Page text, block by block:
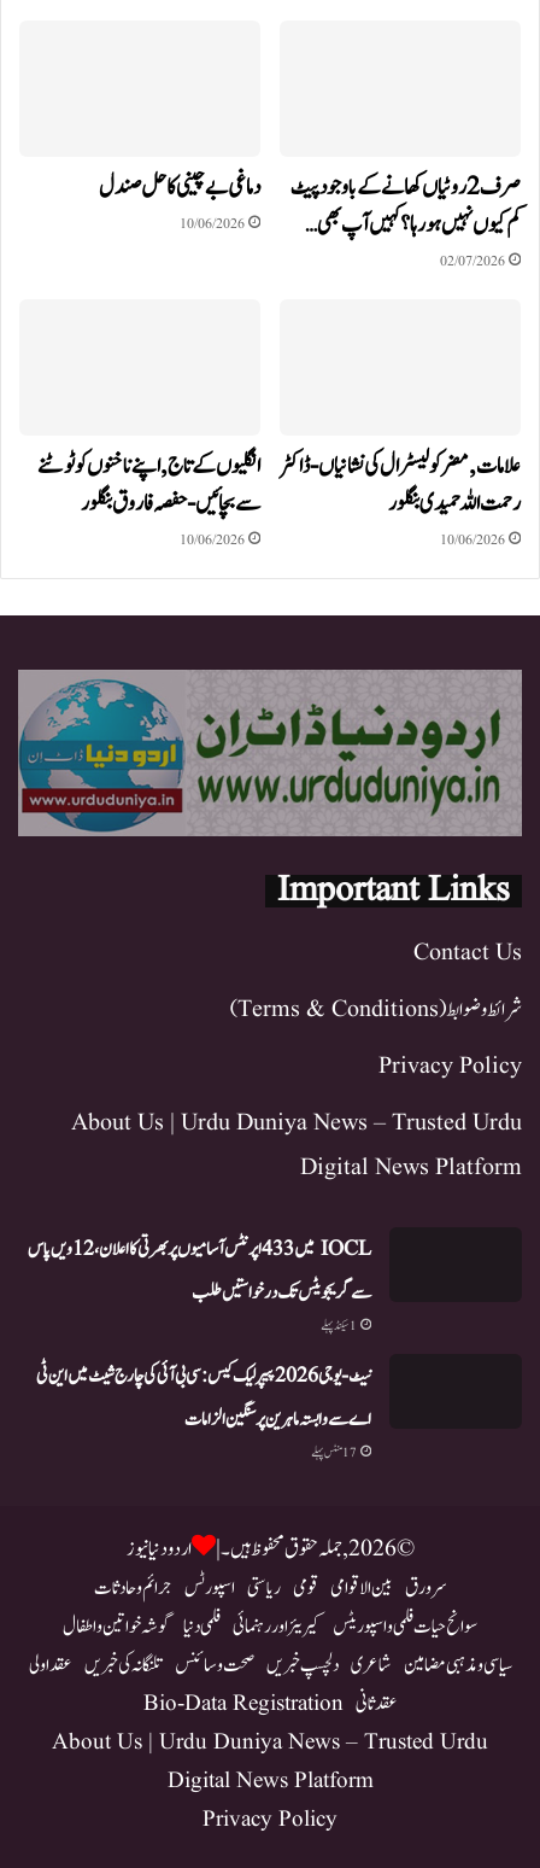
صرف 2 روٹیاں کھانے کے باوجود پیٹ
کم کیوں نہیں ہو رہا؟ کہیں آپ بھی…
02/07/2026
دماغی بے چینی کا حل صندل
10/06/2026
علامات,مضر کولیسٹرال کی نشانیاں-ڈاکٹر
رحمت اللہ حمیدی بنگلور
10/06/2026
انگلیوں کے تاج,اپنے ناخنوں کو ٹوٹنے
سے بچائیں-حفصہ فاروق بنگلور
10/06/2026
Important Links
Contact Us
شرائط و ضوابط (Terms & Conditions)
Privacy Policy
About Us | Urdu Duniya News – Trusted Urdu
Digital News Platform
IOCL میں 433 اپرنٹس آسامیوں پر بھرتی کا اعلان، 12ویں پاس
سے گریجویٹس تک درخواستیں طلب
1 سیکنڈ پہلے
نیٹ-یو جی 2026 پیپر لیک کیس: سی بی آئی کی چارج شیٹ میں این ٹی
اے سے وابستہ ماہرین پر سنگین الزامات
17 منٹس پہلے
© 2026, جملہ حقوق محفوظ ہیں۔ | اردو دنیا نیوز
سرورق بین الاقوامی قومی ریاستی اسپورٹس جرائم و حادثات
سوانح حیات فلمی و اسپوریٹس کیریئر اور رہنمائی فلمی دنیا گوشہ خواتین و اطفال
سیاسی و مذہبی مضامین شاعری دلچسپ خبریں صحت و سائنس تلنگانہ کی خبریں عقد اولی
عقد ثانی Bio-Data Registration
About Us | Urdu Duniya News – Trusted Urdu
Digital News Platform
Privacy Policy